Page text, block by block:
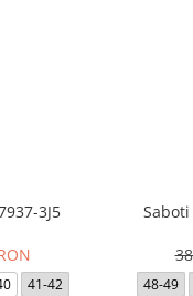
3J5
41-42
Saboti
48-49